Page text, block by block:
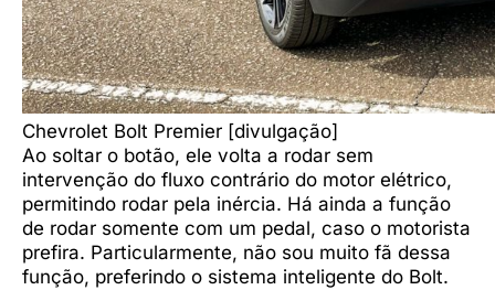
Chevrolet Bolt Premier [divulgação]
Ao soltar o botão, ele volta a rodar sem
intervenção do fluxo contrário do motor elétrico,
permitindo rodar pela inércia. Há ainda a função
de rodar somente com um pedal, caso o motorista
prefira. Particularmente, não sou muito fã dessa
função, preferindo o sistema inteligente do Bolt.